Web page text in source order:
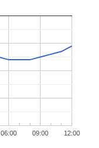
06:00 09:00 12:00